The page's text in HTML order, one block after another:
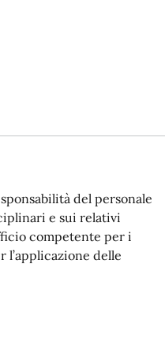
del personale
e sui relativi
competente per i
delle